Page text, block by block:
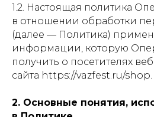
1.2. Настоящая политика
в отношении обработки
(далее — Политика)
информации, которую
получить о посетителях
сайта https://vazfest.ru/shop.
2. Основные понятия,